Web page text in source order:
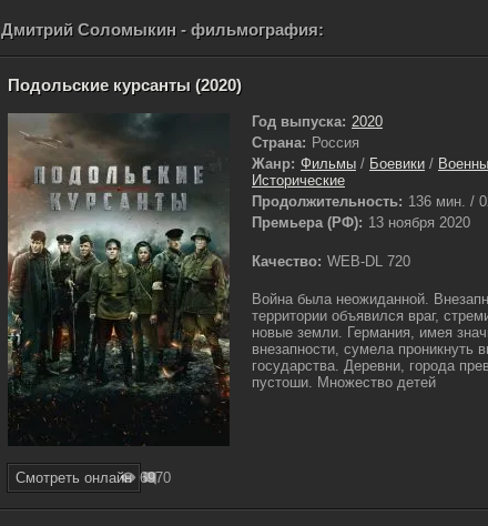
Дмитрий Соломыкин - фильмография:
Подольские курсанты (2020)
Год выпуска: 2020
Страна: Россия
Жанр: Фильмы / Боевики /
Исторические
Продолжительность: 136 мин. /
Премьера (РФ): 13 ноября 2020
Качество: WEB-DL 720
Война была неожиданной.
территории объявился враг,
новые земли. Германия, имея
внезапности, сумела проникнуть
государства. Деревни, города
пустоши. Множество детей
Смотреть онлайн 6970